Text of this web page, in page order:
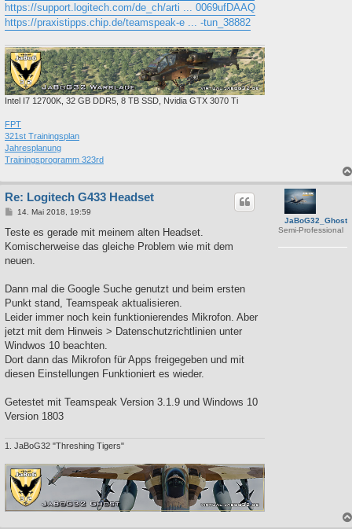
https://support.logitech.com/de_ch/arti ... 0069ufDAAQ
https://praxistipps.chip.de/teamspeak-e ... -tun_38882
Intel I7 12700K, 32 GB DDR5, 8 TB SSD, Nvidia GTX 3070 Ti
FPT
321st Trainingsplan
Jahresplanung
Trainingsprogramm 323rd
JaBoG32_Ghost
Semi-Professional
Re: Logitech G433 Headset
B
i
r
a
14. Mai 2018, 19:59
Teste es gerade mit meinem alten Headset.
Komischerweise das gleiche Problem wie mit dem
neuen.
Dann mal die Google Suche genutzt und beim ersten
Punkt stand, Teamspeak aktualisieren.
Leider immer noch kein funktionierendes Mikrofon. Aber
jetzt mit dem Hinweis > Datenschutzrichtlinien unter
Windwos 10 beachten.
Dort dann das Mikrofon für Apps freigegeben und mit
diesen Einstellungen Funktioniert es wieder.
Getestet mit Teamspeak Version 3.1.9 und Windows 10
Version 1803
1. JaBoG32 "Threshing Tigers"